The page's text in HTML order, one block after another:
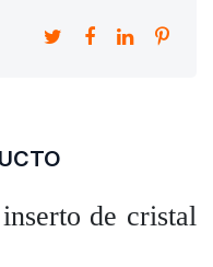
de cristal